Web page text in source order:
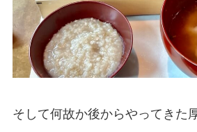
そして何故か後からやってきた